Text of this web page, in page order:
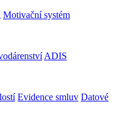
Motivační systém
ADIS
Evidence smluv Datové